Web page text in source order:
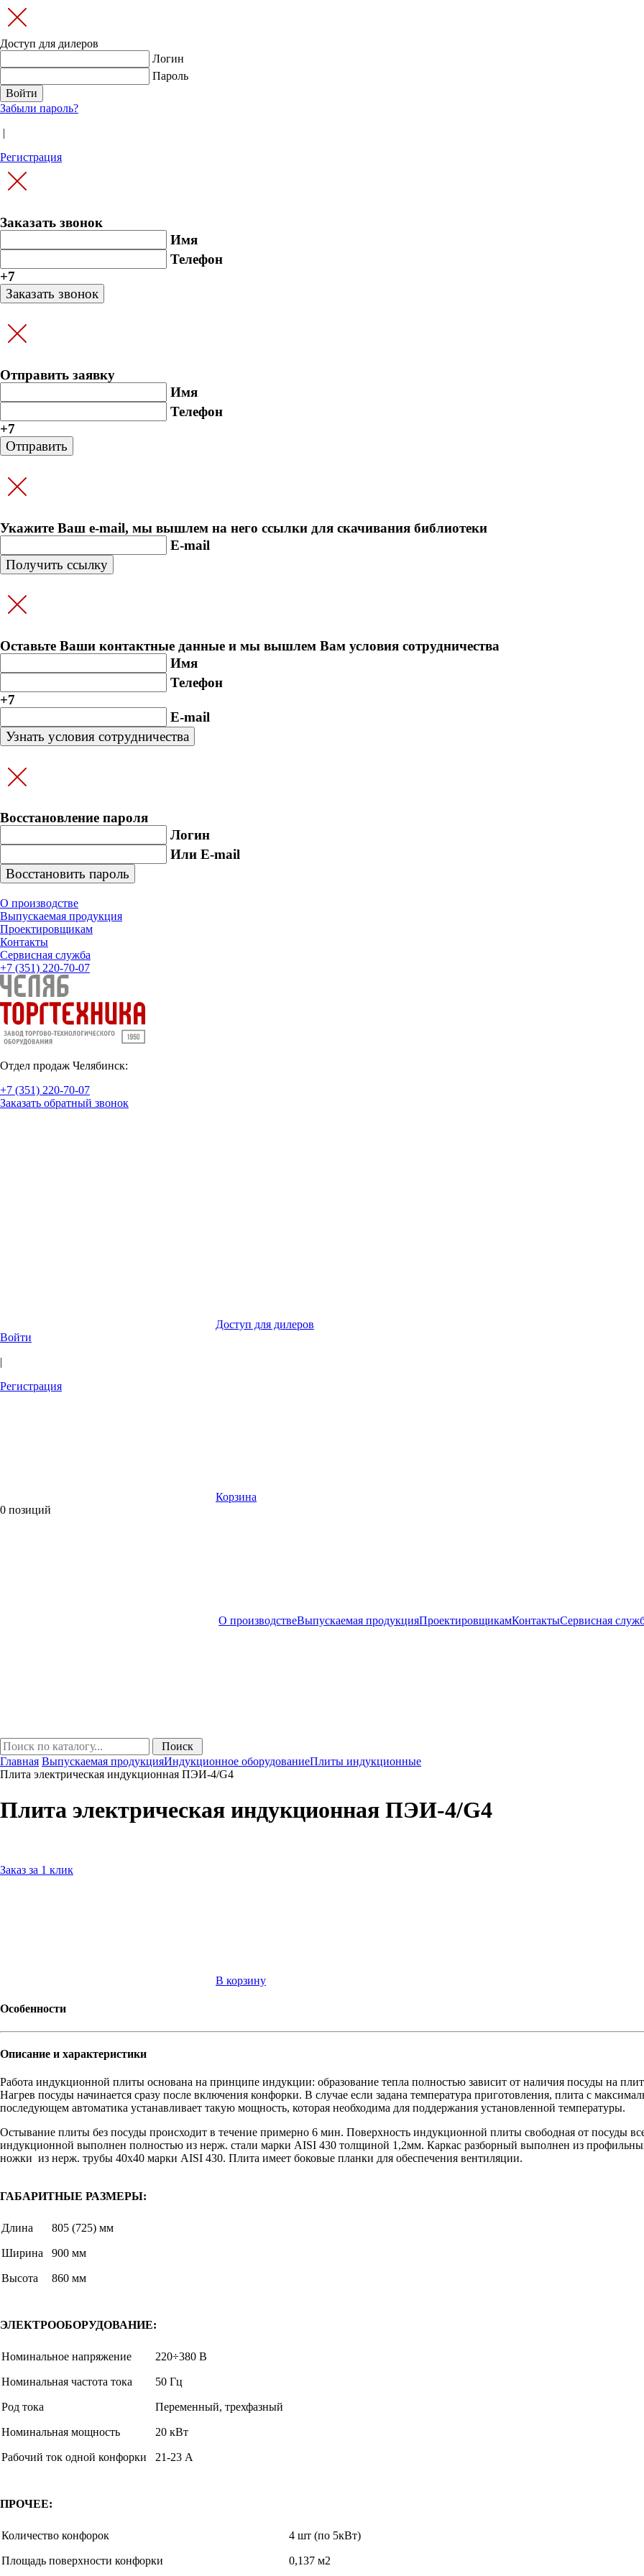
Доступ для дилеров
Логин
Пароль
Забыли пароль?
|
Регистрация
Заказать звонок
Имя
Телефон
+7
Отправить заявку
Имя
Телефон
+7
Укажите Ваш e-mail, мы вышлем на него ссылки для скачивания библиотеки
E-mail
Оставьте Ваши контактные данные и мы вышлем Вам условия сотрудничества
Имя
Телефон
+7
E-mail
Восстановление пароля
Логин
Или E-mail
О производстве
Выпускаемая продукция
Проектировщикам
Контакты
Cервисная служба
+7 (351) 220-70-07
Отдел продаж Челябинск:
+7 (351) 220-70-07
Заказать обратный звонок
Доступ для дилеров
Войти
|
Регистрация
Корзина
0 позиций
О производствеВыпускаемая продукцияПроектировщикамКонтактыCервисная
Главная Выпускаемая продукцияИндукционное оборудованиеПлиты индукционные
Плита электрическая индукционная ПЭИ-4/G4
Плита электрическая индукционная ПЭИ-4/G4
Заказ за 1 клик
В корзину
Особенности
Описание и характеристики
Работа индукционной плиты основана на принципе индукции: образование тепла полностью зависит от наличия посуды на
Нагрев посуды начинается сразу после включения конфорки. В случае если задана температура приготовления, плита с
последующем автоматика устанавливает такую мощность, которая необходима для поддержания установленной температуры.
Остывание плиты без посуды происходит в течение примерно 6 мин. Поверхность индукционной плиты свободная от посуды
индукционной выполнен полностью из нерж. cтали марки AISI 430 толщиной 1,2мм. Каркас разборный выполнен из
ножки из нерж. трубы 40х40 марки AISI 430. Плита имеет боковые планки для обеспечения вентиляции.
ГАБАРИТНЫЕ РАЗМЕРЫ:
Длина 805 (725) мм
Ширина 900 мм
Высота 860 мм
ЭЛЕКТРООБОРУДОВАНИЕ:
Номинальное напряжение 220÷380 В
Номинальная частота тока 50 Гц
Род тока Переменный, трехфазный
Номинальная мощность 20 кВт
Рабочий ток одной конфорки 21-23 А
ПРОЧЕЕ:
Количество конфорок 4 шт (по 5кВт)
Площадь поверхности конфорки 0,137 м2